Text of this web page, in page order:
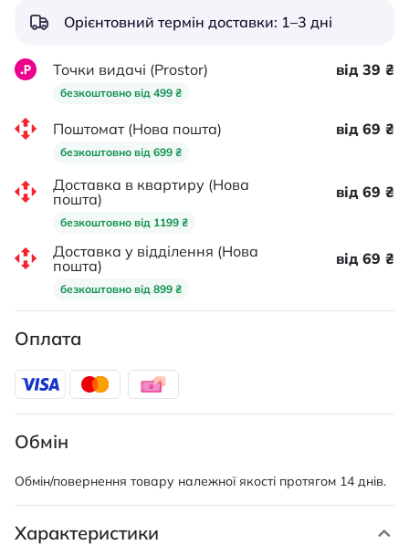
Орієнтовний термін доставки: 1–3 дні
Точки видачі (Prostor)
безкоштовно від 499 ₴
від 39 ₴
Поштомат (Нова пошта)
безкоштовно від 699 ₴
від 69 ₴
Доставка в квартиру (Нова
пошта)
безкоштовно від 1199 ₴
від 69 ₴
Доставка у відділення (Нова
пошта)
безкоштовно від 899 ₴
від 69 ₴
Оплата
Обмін
Обмін/повернення товару належної якості протягом 14 днів.
Характеристики